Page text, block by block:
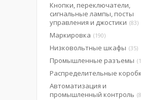
Кнопки, переключатели,
сигнальные лампы, посты
управления и джостики 83
Маркировка 190
Низковольтные шкафы 35
Промышленные разъемы
Распределительные
Автоматизация и
промышленный контроль